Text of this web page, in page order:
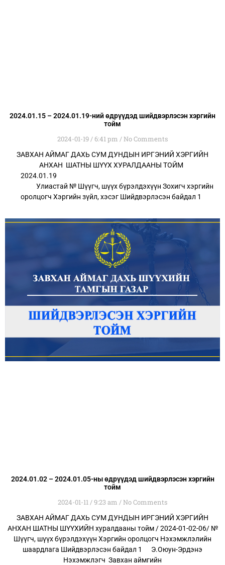
2024.01.15 – 2024.01.19-ний өдрүүдэд шийдвэрлэсэн хэргийн
тойм
2024-01-19 6:41 pm No Comments
ЗАВХАН АЙМАГ ДАХЬ СУМ ДУНДЫН ИРГЭНИЙ ХЭРГИЙН
АНХАН ШАТНЫ ШҮҮХ ХУРАЛДААНЫ ТОЙМ
2024.01.19
Улиастай № Шүүгч, шүүх бүрэлдэхүүн Зохигч хэргийн
оролцогч Хэргийн зүйл, хэсэг Шийдвэрлэсэн байдал 1
2024.01.02 – 2024.01.05-ны өдрүүдэд шийдвэрлэсэн хэргийн
тойм
2024-01-11 9:23 am No Comments
ЗАВХАН АЙМАГ ДАХЬ СУМ ДУНДЫН ИРГЭНИЙ ХЭРГИЙН
АНХАН ШАТНЫ ШҮҮХИЙН хуралдааны тойм / 2024-01-02-06/ №
Шүүгч, шүүх бүрэлдэхүүн Хэргийн оролцогч Нэхэмжлэлийн
шаардлага Шийдвэрлэсэн байдал 1 Э.Оюун-Эрдэнэ
Нэхэмжлэгч Завхан аймгийн